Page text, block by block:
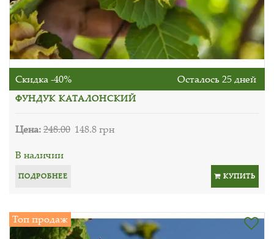
Скидка -40% Осталось 25 дней
ФУНДУК КАТАЛОНСКИЙ
Цена:248.00 148.8 грн
В наличии
ПОДРОБНЕЕ КУПИТЬ
Топ продаж